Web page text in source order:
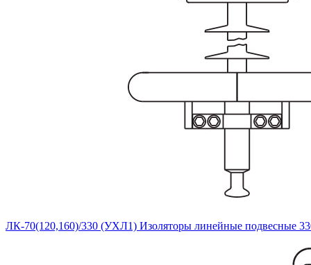
ЛК-70(120,160)/330 (УХЛ1) Изоляторы линейные подвесные